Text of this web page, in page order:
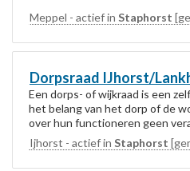
Meppel - actief in Staphorst
Dorpsraad IJhorst/
Een dorps- of wijkraad is een
het belang van het dorp of de
over hun functioneren geen
aan de gemeente. De gemeente...
Ijhorst - actief in Staphorst